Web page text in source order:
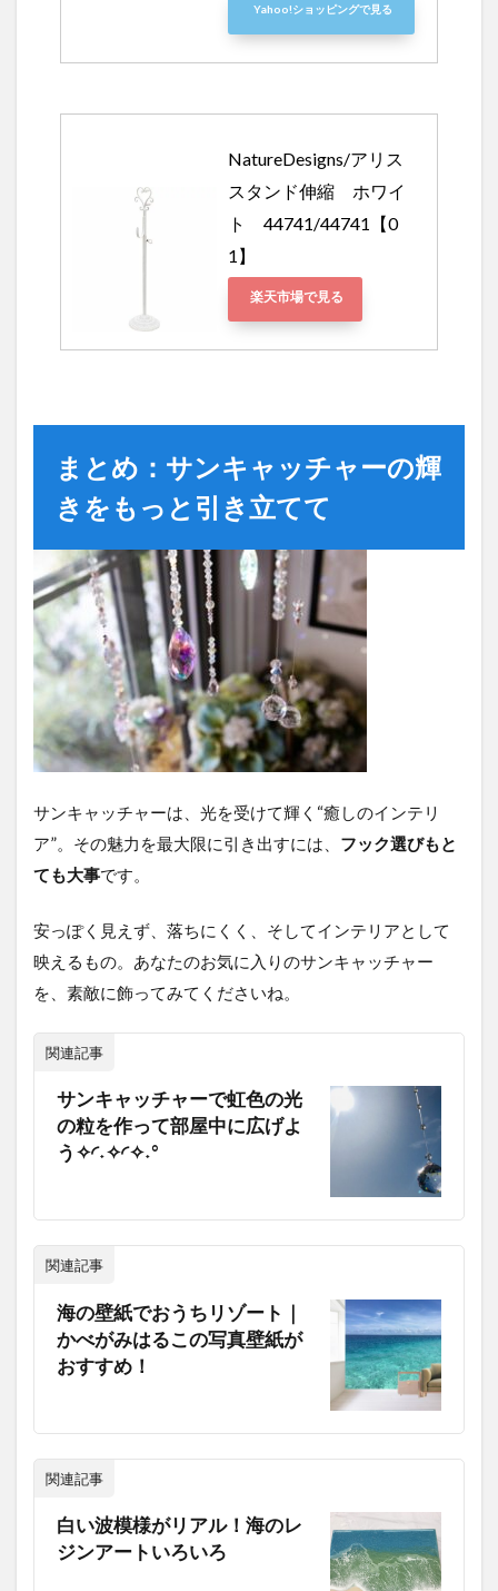
Yahoo!ショッピングで見る
NatureDesigns/アリス
スタンド伸縮　ホワイ
ト　44741/44741【0
1】
楽天市場で見る
まとめ：サンキャッチャーの輝
きをもっと引き立てて
サンキャッチャーは、光を受けて輝く“癒しのインテリ
ア”。その魅力を最大限に引き出すには、 フック選びもと
ても大事です。
安っぽく見えず、落ちにくく、そしてインテリアとして
映えるもの。あなたのお気に入りのサンキャッチャー
を、素敵に飾ってみてくださいね。
関連記事
サンキャッチャーで虹色の光
の粒を作って部屋中に広げよ
う✧◜˖✧◜✧˖°
関連記事
海の壁紙でおうちリゾート｜
かべがみはるこの写真壁紙が
おすすめ！
関連記事
白い波模様がリアル！海のレ
ジンアートいろいろ